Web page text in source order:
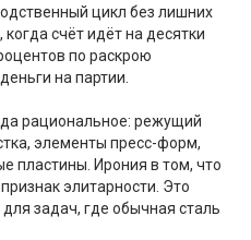
цикл без лишних
счёт идёт на десятки
по раскрою
на партии.
рациональное: режущий
элементы пресс-форм,
пластины. Ирония в том, что
элитарности. Это
задач, где обычная сталь